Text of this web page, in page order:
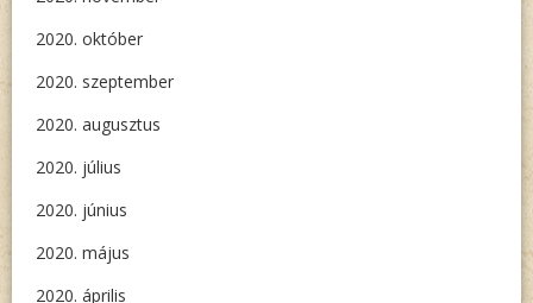
2020. október
2020. szeptember
2020. augusztus
2020. július
2020. június
2020. május
2020. április